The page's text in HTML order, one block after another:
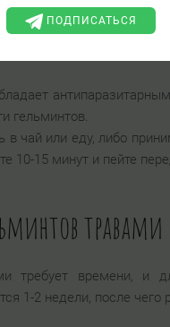
чай, кофе или каши, а
гельминтов.
чай или еду, либо
10-15 минут и пейте
травами
требует времени, и
1-2 недели, после
ПОДПИСАТЬСЯ